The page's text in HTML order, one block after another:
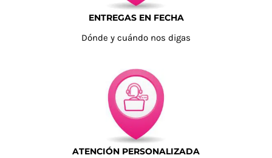
ENTREGAS EN FECHA
Dónde y cuándo nos digas
ATENCIÓN PERSONALIZADA